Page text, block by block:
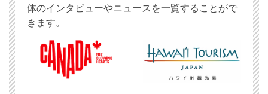
体のインタビューやニュースを一覧することがで
きます。